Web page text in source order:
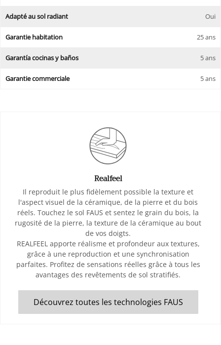
Adapté au sol radiant Oui
Garantie habitation 25 ans
Garantía cocinas y baños 5 ans
Garantie commerciale 5 ans
Realfeel
Il reproduit le plus fidèlement possible la texture et
l'aspect visuel de la céramique, de la pierre et du bois
réels. Touchez le sol FAUS et sentez le grain du bois, la
rugosité de la pierre, la texture de la céramique au bout
de vos doigts.
REALFEEL apporte réalisme et profondeur aux textures,
grâce à une reproduction et une synchronisation
parfaites. Profitez de sensations réelles grâce à tous les
avantages des revêtements de sol stratifiés.
Découvrez toutes les technologies FAUS